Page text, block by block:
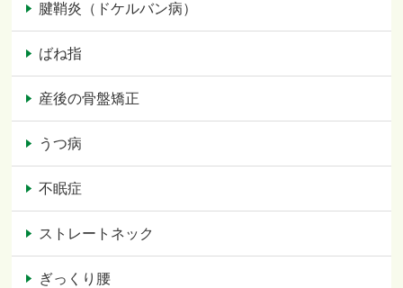
腱鞘炎（ドケルバン病）
ばね指
産後の骨盤矯正
うつ病
不眠症
ストレートネック
ぎっくり腰